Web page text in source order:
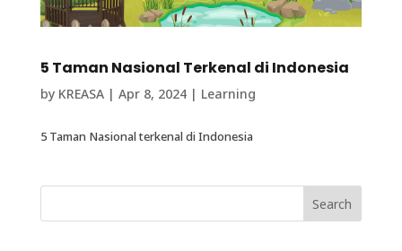
5 Taman Nasional Terkenal di Indonesia
by KREASA| Apr 8, 2024| Learning
5 Taman Nasional terkenal di Indonesia